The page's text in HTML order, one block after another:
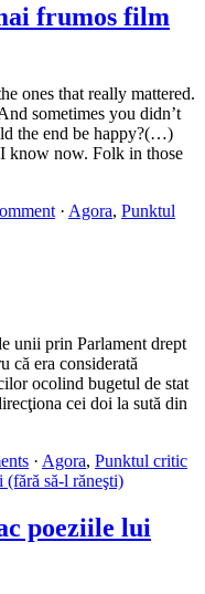
frumos film
ones that really mattered.
sometimes you didn’t
the end be happy?(…)
know now. Folk in those
· Agora, Punktul
unii prin Parlament drept
că era considerată
ocolind bugetul de stat
cei doi la sută din
· Agora, Punktul critic
poeziile lui